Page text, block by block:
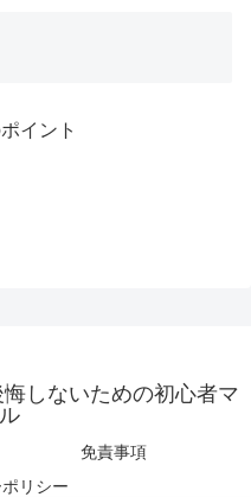
イント
しないための初心者マ
免責事項
リシー